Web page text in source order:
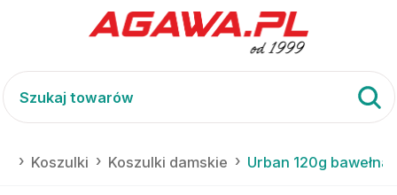
Koszulki Koszulki damskie Urban 120g bawełna